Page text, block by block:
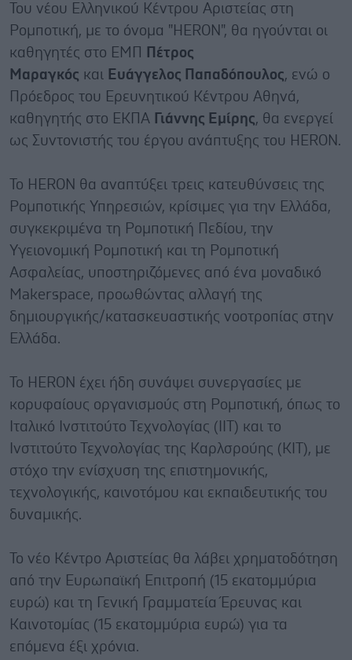
Του νέου Ελληνικού Κέντρου Αριστείας στη
Ρομποτική, με το όνομα "HERON", θα ηγούνται οι
καθηγητές στο ΕΜΠ
Πέτρος
Μαραγκός και Ευάγγελος Παπαδόπουλος, ενώ ο
Πρόεδρος του Ερευνητικού Κέντρου Αθηνά,
καθηγητής στο ΕΚΠΑ Γιάννης Εμίρης, θα ενεργεί
ως Συντονιστής του έργου ανάπτυξης του HERON.
Το HERON θα αναπτύξει τρεις κατευθύνσεις της
Ρομποτικής Υπηρεσιών, κρίσιμες για την Ελλάδα,
συγκεκριμένα τη Ρομποτική Πεδίου, την
Υγειονομική Ρομποτική και τη Ρομποτική
Ασφαλείας, υποστηριζόμενες από ένα μοναδικό
Makerspace, προωθώντας αλλαγή της
δημιουργικής/κατασκευαστικής νοοτροπίας στην
Ελλάδα.
Το HERON έχει ήδη συνάψει συνεργασίες με
κορυφαίους οργανισμούς στη Ρομποτική, όπως το
Ιταλικό Ινστιτούτο Τεχνολογίας (IIT) και το
Ινστιτούτο Τεχνολογίας της Καρλσρούης (KIT), με
στόχο την ενίσχυση της επιστημονικής,
τεχνολογικής, καινοτόμου και εκπαιδευτικής του
δυναμικής.
Το νέο Κέντρο Αριστείας θα λάβει χρηματοδότηση
από την Ευρωπαϊκή Επιτροπή (15 εκατομμύρια
ευρώ) και τη Γενική Γραμματεία Έρευνας και
Καινοτομίας (15 εκατομμύρια ευρώ) για τα
επόμενα έξι χρόνια.